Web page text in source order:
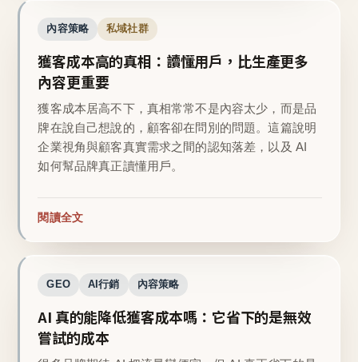
內容策略 私域社群
獲客成本高的真相：讀懂用戶，比生產更多
內容更重要
獲客成本居高不下，真相常常不是內容太少，而是品
牌在說自己想說的，顧客卻在問別的問題。這篇說明
企業視角與顧客真實需求之間的認知落差，以及 AI
如何幫品牌真正讀懂用戶。
閱讀全文
GEO AI行銷 內容策略
AI 真的能降低獲客成本嗎：它省下的是無效
嘗試的成本